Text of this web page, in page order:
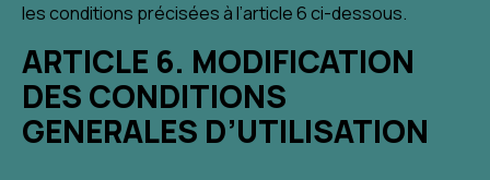
les conditions précisées à l’article 6 ci-dessous.
ARTICLE 6. MODIFICATION
DES CONDITIONS
GENERALES D’UTILISATION